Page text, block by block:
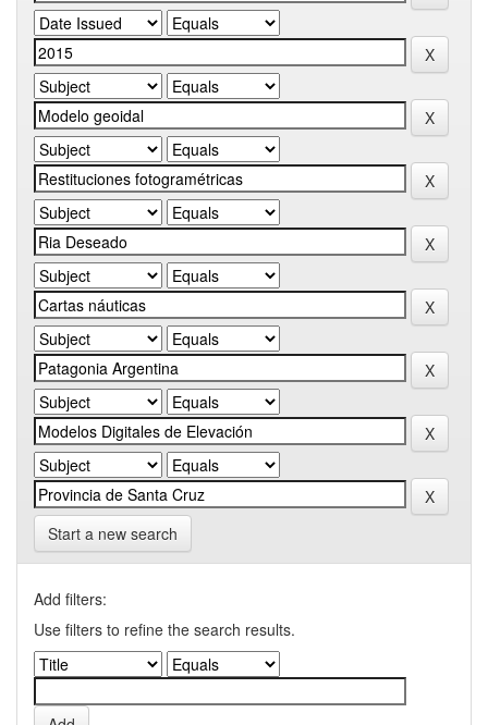
Start a new search
Add filters:
Use filters to refine the search results.